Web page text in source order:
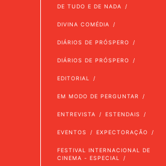
DE TUDO E DE NADA
DIVINA COMÉDIA
DIÁRIOS DE PRÓSPERO
DIÁRIOS DE PRÓSPERO
EDITORIAL
EM MODO DE PERGUNTAR
ENTREVISTA ESTENDAIS
EVENTOS EXPECTORAÇÃO
FESTIVAL INTERNACIONAL DE
CINEMA - ESPECIAL